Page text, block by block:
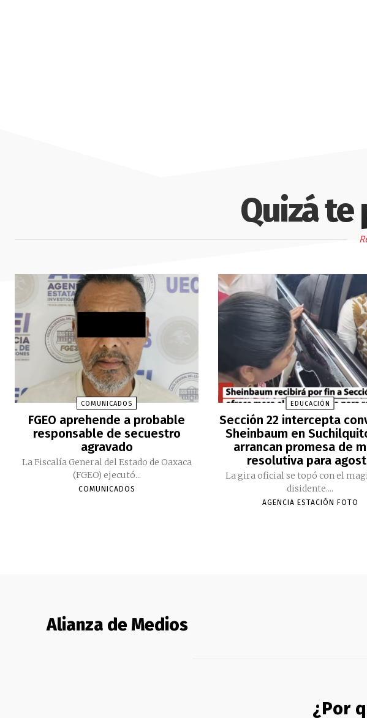
Quizá
COMUNICADOS
FGEO aprehende a probable
responsable de secuestro
agravado
La Fiscalía General del Estado de Oaxaca
(FGEO) ejecutó...
COMUNICADOS
EDUCACIÓN
Sección 22 intercepta
Sheinbaum en
arrancan promesa de
resolutiva para
La gira oficial se topó con el
disidente....
AGENCIA ESTACIÓN FOTO
Alianza de Medios
¿Por